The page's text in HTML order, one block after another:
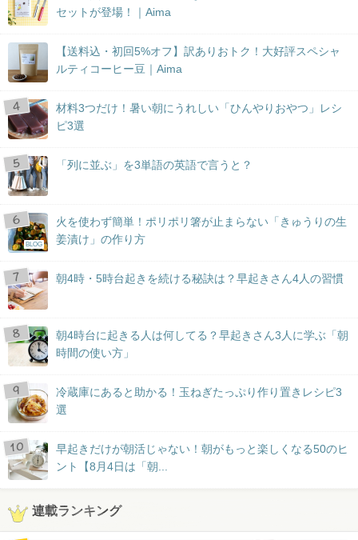
セットが登場！｜Aima
【送料込・初回5%オフ】訳ありおトク！大好評スペシャ
ルティコーヒー豆｜Aima
材料3つだけ！暑い朝にうれしい「ひんやりおやつ」レシ
ピ3選
「列に並ぶ」を3単語の英語で言うと？
BLOG
火を使わず簡単！ポリポリ箸が止まらない「きゅうりの生
姜漬け」の作り方
朝4時・5時台起きを続ける秘訣は？早起きさん4人の習慣
朝4時台に起きる人は何してる？早起きさん3人に学ぶ「朝
時間の使い方」
冷蔵庫にあると助かる！玉ねぎたっぷり作り置きレシピ3
選
早起きだけが朝活じゃない！朝がもっと楽しくなる50のヒ
ント【8月4日は「朝...
連載ランキング